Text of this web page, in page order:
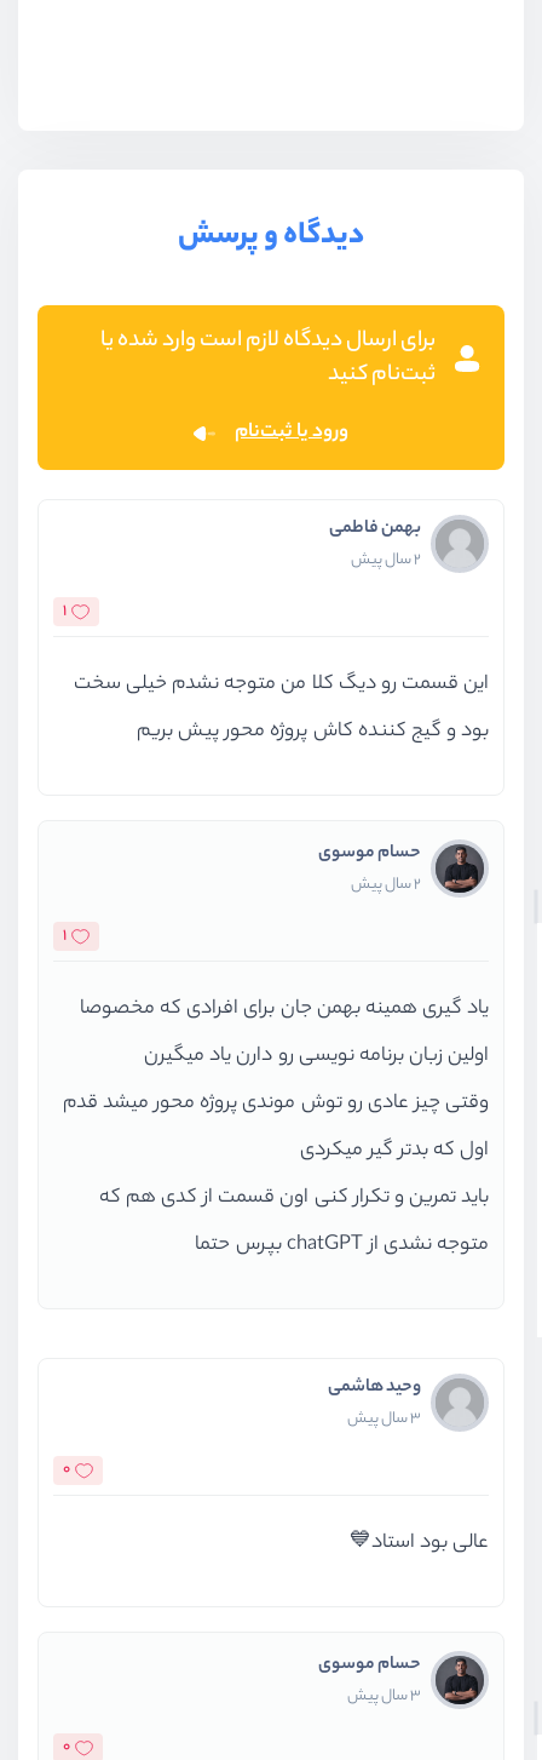
دیدگاه و پرسش
برای ارسال دیدگاه لازم است وارد شده یا
ثبت‌نام کنید
ورود یا ثبت‌نام
بهمن فاطمی
2 سال پیش
1
این قسمت رو دیگ کلا من متوجه نشدم خیلی سخت
بود و گیج کننده کاش پروژه محور پیش بریم
حسام موسوی
2 سال پیش
1
یاد گیری همینه بهمن جان برای افرادی که مخصوصا
اولین زبان برنامه نویسی رو دارن یاد میگیرن
وقتی چیز عادی رو توش موندی پروژه محور میشد قدم
اول که بدتر گیر میکردی
باید تمرین و تکرار کنی اون قسمت از کدی هم که
متوجه نشدی از chatGPT بپرس حتما
وحید هاشمی
3 سال پیش
0
عالی بود استاد💙
حسام موسوی
3 سال پیش
0